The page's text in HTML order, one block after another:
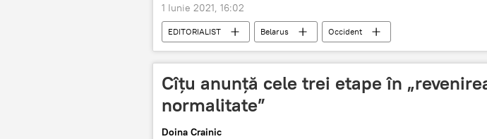
1 Iunie 2021, 16:02
EDITORIALIST Belarus Occident
Cîţu anunţă cele trei etape în
normalitate”
Doina Crainic